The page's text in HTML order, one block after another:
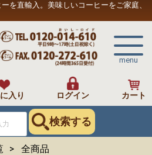
を直輸入。美味しいコーヒーをご家庭、
menu
入り ログイン カート
検索する
全商品